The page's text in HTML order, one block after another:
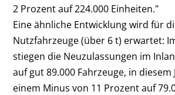
2 Prozent auf 224.000 Einheiten."
Eine ähnliche Entwicklung wird für
Nutzfahrzeuge (über 6 t) erwartet:
stiegen die Neuzulassungen im
auf gut 89.000 Fahrzeuge, in
einem Minus von 11 Prozent auf